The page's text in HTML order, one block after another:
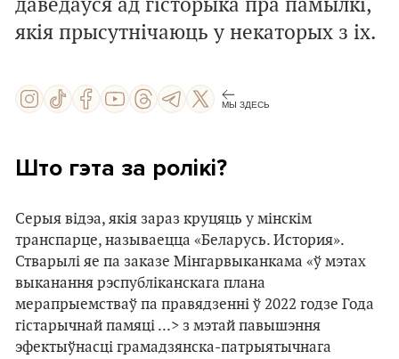
даведаўся ад гісторыка пра памылкі,
якія прысутнічаюць у некаторых з іх.
МЫ ЗДЕСЬ
Што гэта за ролікі?
Серыя відэа, якія зараз круцяць у мінскім
транспарце, называецца «Беларусь. История».
Стварылі яе па заказе Мінгарвыканкама «ў мэтах
выканання рэспубліканскага плана
мерапрыемстваў па правядзенні ў 2022 годзе Года
гістарычнай памяці ...> з мэтай павышэння
эфектыўнасці грамадзянска-патрыятычнага